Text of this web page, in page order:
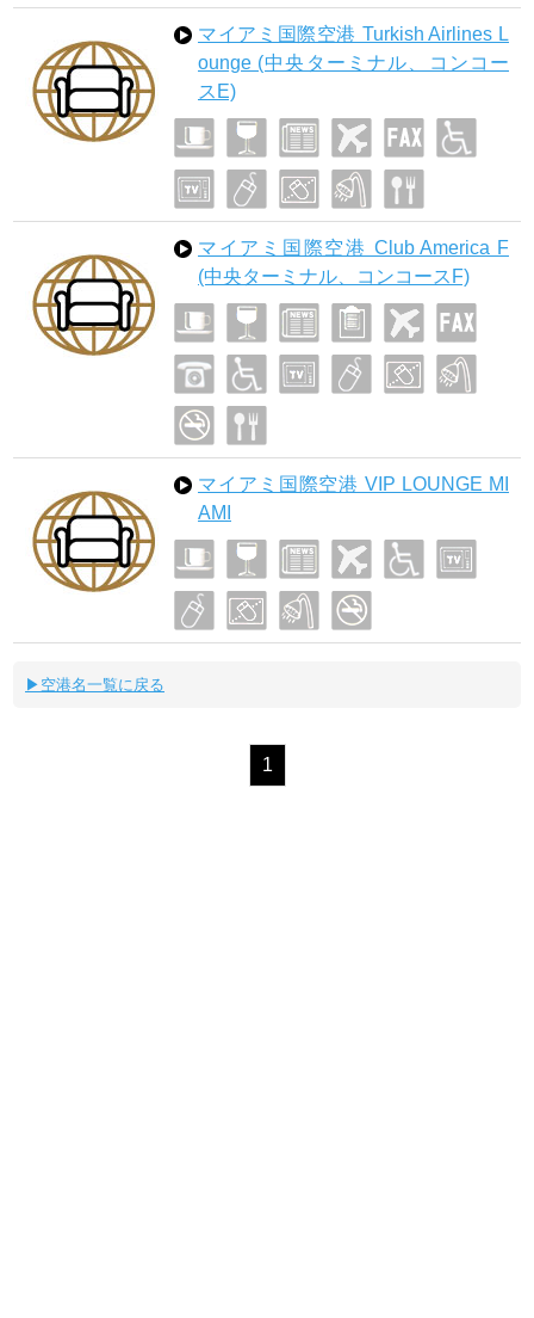
マイアミ国際空港 Turkish Airlines L
ounge (中央ターミナル、コンコー
スE)
マイアミ国際空港 Club America F
(中央ターミナル、コンコースF)
マイアミ国際空港 VIP LOUNGE MI
AMI
▶空港名一覧に戻る
1